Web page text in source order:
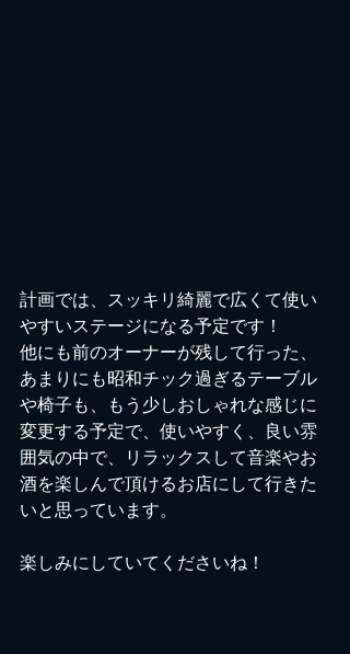
計画では、スッキリ綺麗で広くて使い
やすいステージになる予定です！
他にも前のオーナーが残して行った、
あまりにも昭和チック過ぎるテーブル
や椅子も、もう少しおしゃれな感じに
変更する予定で、使いやすく、良い雰
囲気の中で、リラックスして音楽やお
酒を楽しんで頂けるお店にして行きた
いと思っています。
楽しみにしていてくださいね！